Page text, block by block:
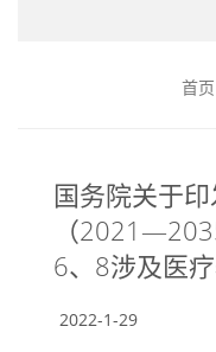
首页
国务院关于
（
6、8涉及医疗
2022-1-29